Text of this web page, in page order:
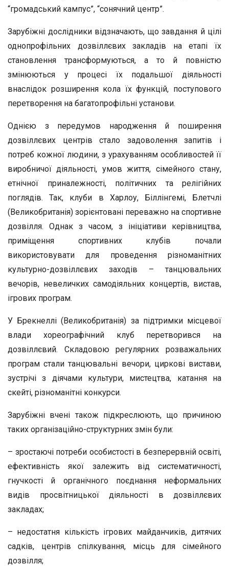
“громадський кампус”, “сонячний центр”.
Зарубіжні дослідники відзначають, що завдання й цілі
однопрофільних дозвіллєвих закладів на етапі їх
становлення трансформуються, а то й повністю
змінюються у процесі їх подальшої діяльності
внаслідок розширення кола їх функцій, поступового
перетворення на багатопрофільні установи.
Однією з передумов народження й поширення
дозвіллєвих центрів стало задоволення запитів і
потреб кожної людини, з урахуванням особливостей її
виробничої діяльності, умов життя, сімейного стану,
етнічної приналежності, політичних та релігійних
поглядів. Так, клуби в Харлоу, Біллінгемі, Блетчлі
(Великобританія) зорієнтовані переважно на спортивне
дозвілля. Однак з часом, з ініціативи керівництва,
приміщення спортивних клубів почали
використовувати для проведення різноманітних
культурно-дозвіллєвих заходів – танцювальних
вечорів, невеличких самодіяльних концертів, вистав,
ігрових програм.
У Брекнеллі (Великобританія) за підтримки місцевої
влади хореографічний клуб перетворився на
дозвіллєвий. Складовою регулярних розважальних
програм стали танцювальні вечори, циркові вистави,
зустрічі з діячами культури, мистецтва, катання на
скейті, різноманітні конкурси.
Зарубіжні вчені також підкреслюють, що причиною
таких організаційно-структурних змін були:
– зростаючі потреби особистості в безперервній освіті,
ефективність якої залежить від систематичності,
гнучкості й органічного поєднання неформальних
видів просвітницької діяльності в дозвіллєвих
закладах;
– недостатня кількість ігрових майданчиків, дитячих
садків, центрів спілкування, місць для сімейного
дозвілля;